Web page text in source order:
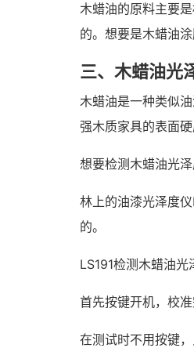
木蜡油的原料主要
的。想要是木蜡油
三、木蜡油光
木蜡油是一种类似
强木质家具的表面
想要检测木蜡油光
林上的油漆光泽度
的。
LS191检测木蜡油光
首先按键开机，校准
在测试时不用按键